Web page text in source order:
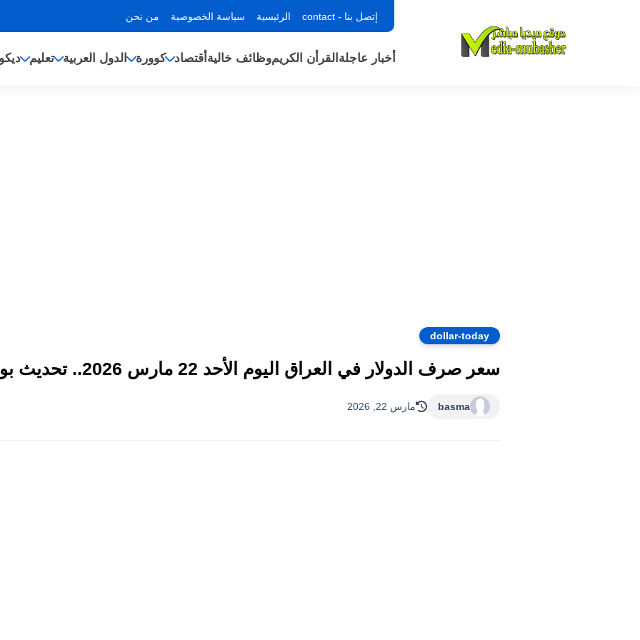
إتصل بنا - contact الرئيسية سياسة الخصوصية من نحن
أخبار عاجلة القرأن الكريموظائف خالية أقتصاد كوورة الدول العربية تعليم
dollar-today
سعر صرف الدولار في العراق اليوم الأحد 22 مارس 2026.. تحديث بورصة الكفاح والحارثية
basma مارس 22, 2026